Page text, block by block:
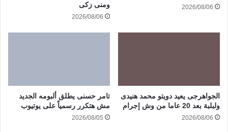
2026/08/06
ومنى زكى
2026/08/06
الجواهرجى يعيد دويتو محمد هنيدى
ولبلبة بعد 20 عاما من وش إجرام
2026/08/06
تامر حسنى يطلق ألبومه الجديد
مش هتكرر رسمياً على يوتيوب
2026/08/05